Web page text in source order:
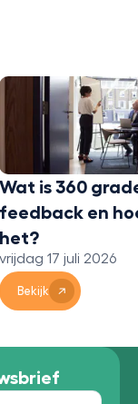
Wat is 360
feedback en
het?
vrijdag 17 juli 2026
Bekijk